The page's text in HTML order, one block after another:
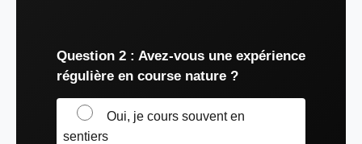
Question 2 : Avez-vous une expérience
régulière en course nature ?
Oui, je cours souvent en
sentiers